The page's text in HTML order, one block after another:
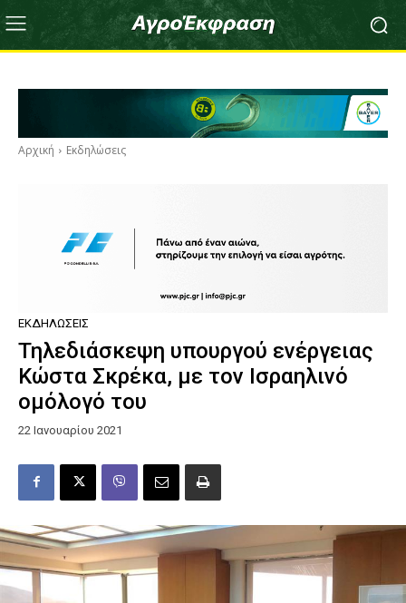
Αρχική Εκδηλώσεις
ΕΚΔΗΛΏΣΕΙΣ
Τηλεδιάσκεψη υπουργού ενέργειας
Κώστα Σκρέκα, με τον Ισραηλινό
ομόλογό του
22 Ιανουαρίου 2021